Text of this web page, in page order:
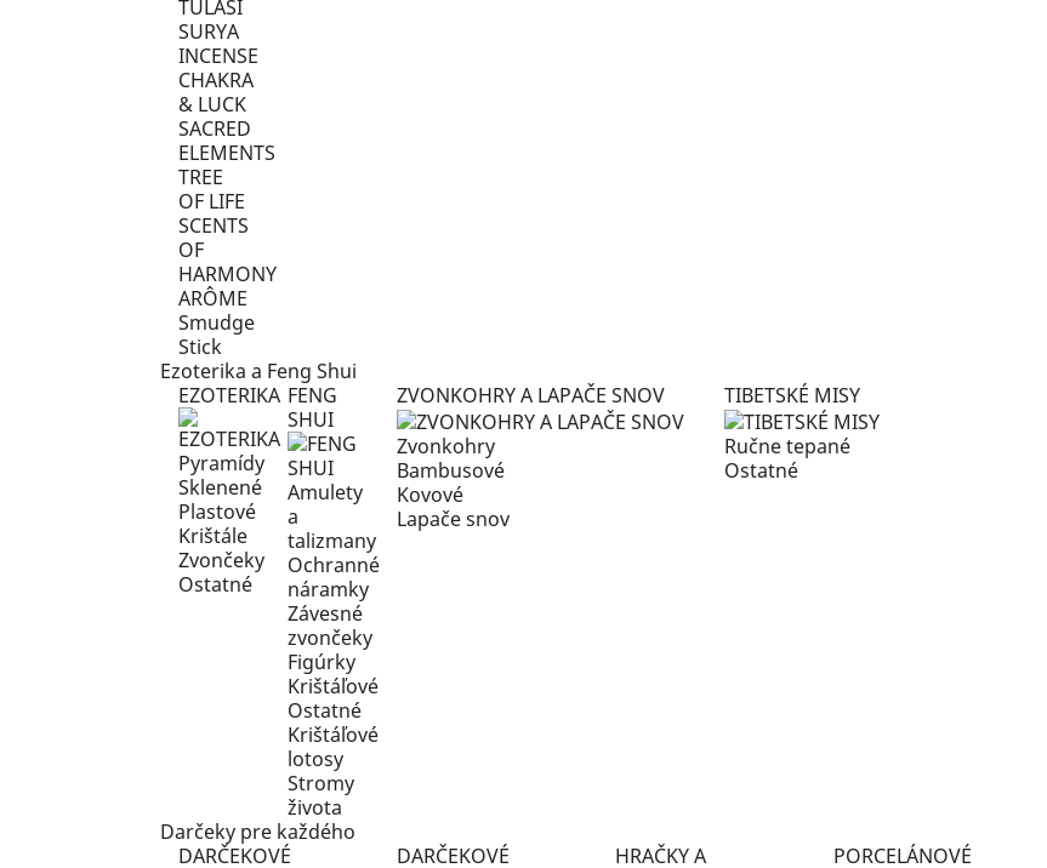
TULASI
SURYA
INCENSE
CHAKRA
& LUCK
SACRED
ELEMENTS
TREE
OF LIFE
SCENTS
OF
HARMONY
ARÔME
Smudge
Stick
Ezoterika a Feng Shui
EZOTERIKA
Pyramídy
Sklenené
Plastové
Krištále
Zvončeky
Ostatné
FENG
SHUI
Amulety
a
talizmany
Ochranné
náramky
Závesné
zvončeky
Figúrky
Krištáľové
Ostatné
Krištáľové
lotosy
Stromy
života
ZVONKOHRY A LAPAČE SNOV
Zvonkohry
Bambusové
Kovové
Lapače snov
TIBETSKÉ MISY
Ručne tepané
Ostatné
Darčeky pre každého
DARČEKOVÉ
DARČEKOVÉ
HRAČKY A
PORCELÁNOVÉ